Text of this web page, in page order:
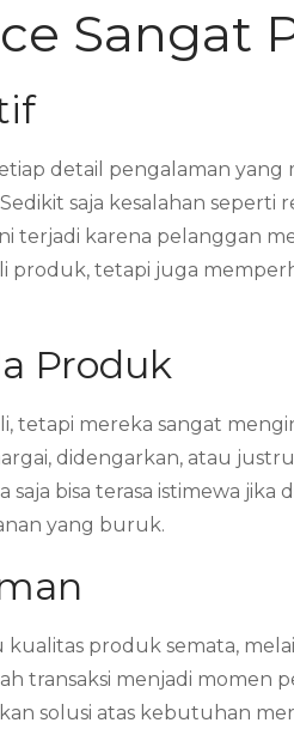
Sangat
detail pengalaman yang
saja kesalahan
karena pelanggan
tetapi juga
Produk
mereka sangat
didengarkan, atau
bisa terasa istimewa jika
yang buruk.
produk semata,
transaksi menjadi
solusi atas kebutuhan